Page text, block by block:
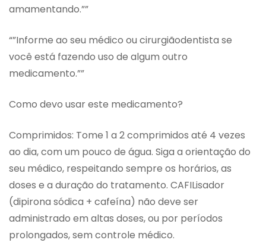
amamentando.””
“”Informe ao seu médico ou cirurgiãodentista se
você está fazendo uso de algum outro
medicamento.””
Como devo usar este medicamento?
Comprimidos: Tome 1 a 2 comprimidos até 4 vezes
ao dia, com um pouco de água. Siga a orientação do
seu médico, respeitando sempre os horários, as
doses e a duração do tratamento. CAFILisador
(dipirona sódica + cafeína) não deve ser
administrado em altas doses, ou por períodos
prolongados, sem controle médico.